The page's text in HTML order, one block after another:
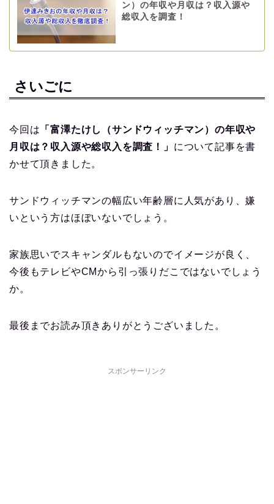
ン）の年収や月収は？収入源や
総収入を調査！
さいごに
今回は 「富澤たけし（サンドウィッチマン）の年収や
月収は？収入源や総収入を調査！」 について記事を書
かせて頂きました。
サンドウィッチマンの幅広い年齢層に人気があり、嫌
いという方はほぼいないでしょう。
家族思いでスキャンダルもないのでイメージが良く、
今後もテレビやCMから引っ張りだこではないでしょう
か。
最後までお読み頂きありがとうございました。
スポンサーリンク